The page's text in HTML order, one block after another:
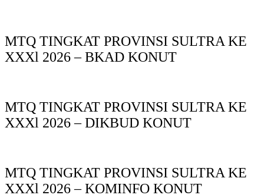
MTQ TINGKAT PROVINSI SULTRA KE
XXXl 2026 – BKAD KONUT
MTQ TINGKAT PROVINSI SULTRA KE
XXXl 2026 – DIKBUD KONUT
MTQ TINGKAT PROVINSI SULTRA KE
XXXl 2026 – KOMINFO KONUT